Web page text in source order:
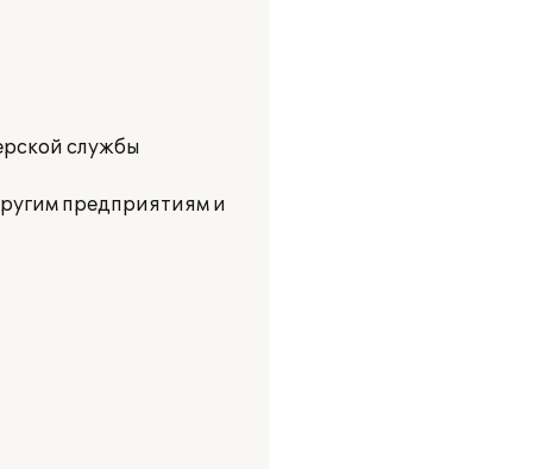
службы
предприятиям и